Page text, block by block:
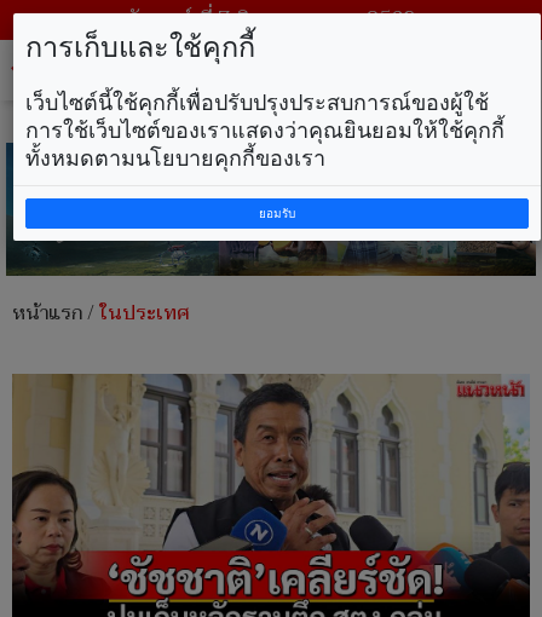
วันศุกร์ ที่ 7 สิงหาคม พ.ศ. 2569
หน้าแรก/ในประเทศ
การเก็บและใช้คุกกี้
เว็บไซต์นี้ใช้คุกกี้เพื่อปรับปรุงประสบการณ์ของผู้ใช้
การใช้เว็บไซต์ของเราแสดงว่าคุณยินยอมให้ใช้คุกกี้
ทั้งหมดตามนโยบายคุกกี้ของเรา
ยอมรับ